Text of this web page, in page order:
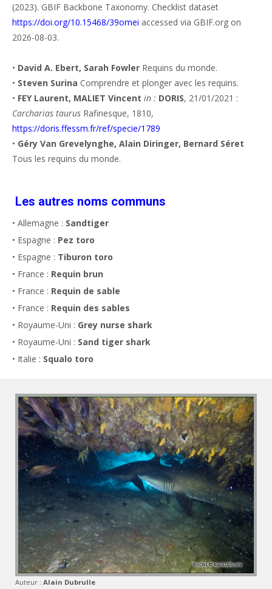
(2023). GBIF Backbone Taxonomy. Checklist dataset
https://doi.org/10.15468/39omei accessed via GBIF.org on
2026-08-03.
• David A. Ebert, Sarah Fowler Requins du monde.
• Steven Surina Comprendre et plonger avec les requins.
• FEY Laurent, MALIET Vincent in : DORIS, 21/01/2021 :
Carcharias taurus Rafinesque, 1810,
https://doris.ffessm.fr/ref/specie/1789
• Géry Van Grevelynghe, Alain Diringer, Bernard Séret
Tous les requins du monde.
Les autres noms communs
• Allemagne : Sandtiger
• Espagne : Pez toro
• Espagne : Tiburon toro
• France : Requin brun
• France : Requin de sable
• France : Requin des sables
• Royaume-Uni : Grey nurse shark
• Royaume-Uni : Sand tiger shark
• Italie : Squalo toro
Auteur : Alain Dubrulle